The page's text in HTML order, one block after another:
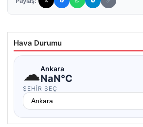
Hava Durumu
☁Ankara
NaN°C
ŞEHIR SEÇ